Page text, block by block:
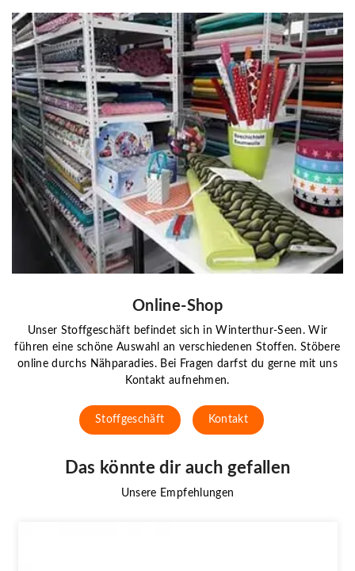
Online-Shop
Unser Stoffgeschäft befindet sich in Winterthur-Seen. Wir
führen eine schöne Auswahl an verschiedenen Stoffen. Stöbere
online durchs Nähparadies. Bei Fragen darfst du gerne mit uns
Kontakt aufnehmen.
Stoffgeschäft Kontakt
Das könnte dir auch gefallen
Unsere Empfehlungen